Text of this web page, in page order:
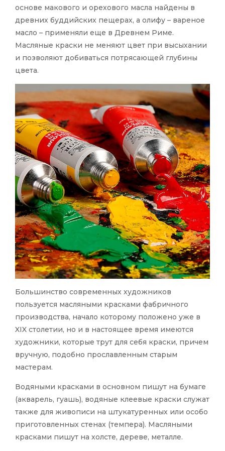
основе макового и орехового масла найдены в
древних буддийских пещерах, а олифу – вареное
масло – применяли еще в Древнем Риме.
Масляные краски не меняют цвет при высыхании
и позволяют добиваться потрясающей глубины
цвета.
Большинство современных художников
пользуется масляными красками фабричного
производства, начало которому положено уже в
XIX столетии, но и в настоящее время имеются
художники, которые трут для себя краски, причем
вручную, подобно прославленным старым
мастерам.
Водяными красками в основном пишут на бумаге
(акварель, гуашь), водяные клеевые краски служат
также для живописи на штукатуренных или особо
приготовленных стенах (темпера). Масляными
красками пишут на холсте, дереве, металле.